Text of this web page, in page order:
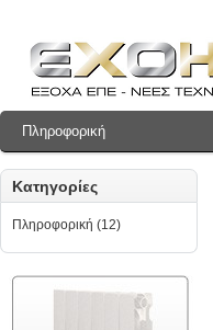
Πληροφορική
Κατηγορίες
Πληροφορική (12)